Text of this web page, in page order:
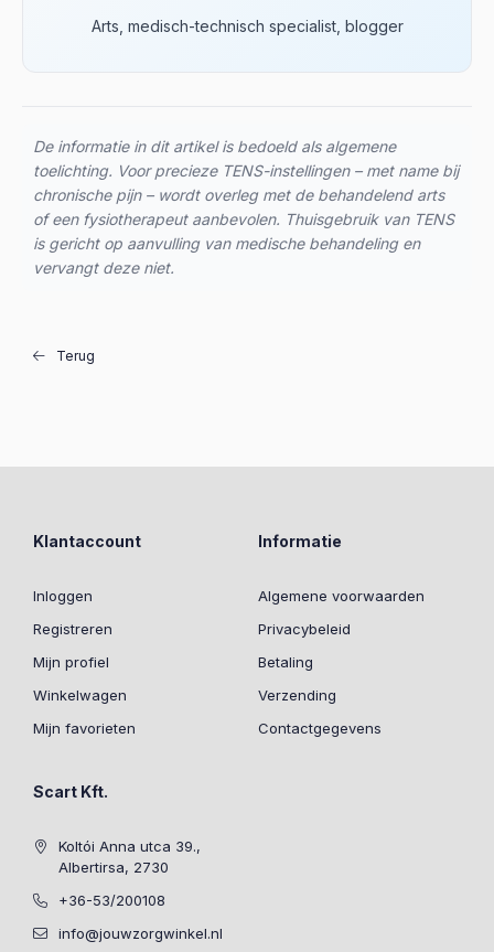
Arts, medisch-technisch specialist, blogger
De informatie in dit artikel is bedoeld als algemene
toelichting. Voor precieze TENS-instellingen – met name bij
chronische pijn – wordt overleg met de behandelend arts
of een fysiotherapeut aanbevolen. Thuisgebruik van TENS
is gericht op aanvulling van medische behandeling en
vervangt deze niet.
Terug
Klantaccount
Inloggen
Registreren
Mijn profiel
Winkelwagen
Mijn favorieten
Informatie
Algemene voorwaarden
Privacybeleid
Betaling
Verzending
Contactgegevens
Scart Kft.
Koltói Anna utca 39.,
Albertirsa, 2730
+36-53/200108
info@jouwzorgwinkel.nl